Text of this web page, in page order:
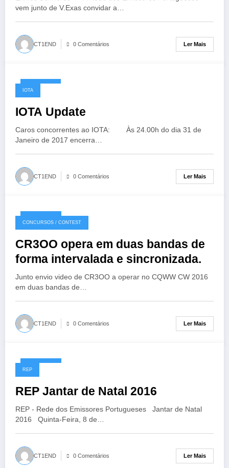
vem junto de V.Exas convidar a…
CT1END 0 Comentários Ler Mais
11/12/2016
IOTA
IOTA Update
Caros concorrentes ao IOTA: Às 24.00h do dia 31 de
Janeiro de 2017 encerra…
CT1END 0 Comentários Ler Mais
02/12/2016
CONCURSOS / CONTEST
CR3OO opera em duas bandas de
forma intervalada e sincronizada.
Junto envio video de CR3OO a operar no CQWW CW 2016
em duas bandas de…
CT1END 0 Comentários Ler Mais
01/12/2016
REP
REP Jantar de Natal 2016
REP - Rede dos Emissores Portugueses Jantar de Natal
2016 Quinta-Feira, 8 de…
CT1END 0 Comentários Ler Mais